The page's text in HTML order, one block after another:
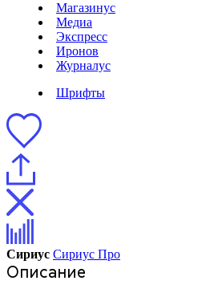
Магазинус
Медиа
Экспресс
Иронов
Журналус
Шрифты
Сириус Сириус Про
Описание